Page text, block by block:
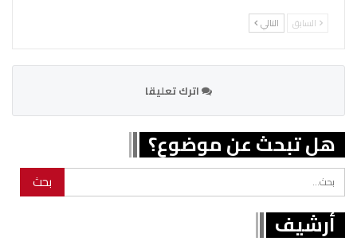
السابق التالي
اترك تعليقا
هل تبحث عن موضوع؟
أرشيف